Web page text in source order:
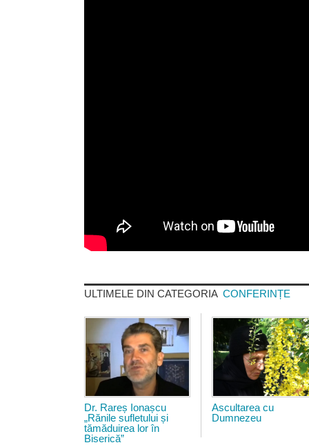
ULTIMELE DIN CATEGORIA CONFERINȚE
dr._rares_ionascu.jpg
Dr. Rareș Ionașcu
„Rănile sufletului și
tămăduirea lor în
Biserică”
Ascultarea cu
Dumnezeu